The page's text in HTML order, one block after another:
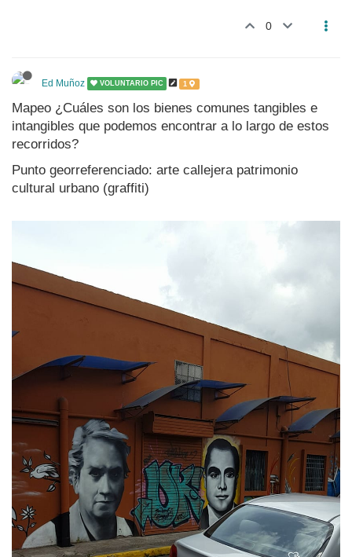
0
Ed Muñoz VOLUNTARIO PIC 1
Mapeo ¿Cuáles son los bienes comunes tangibles e
intangibles que podemos encontrar a lo largo de estos
recorridos?
Punto georreferenciado: arte callejera patrimonio
cultural urbano (graffiti)